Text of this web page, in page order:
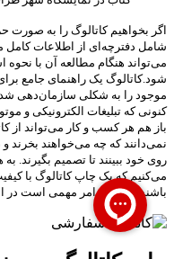
اگر بخواهیم کاتالوگ را به صورت
شامل دفترچه‌ای از اطلاعات
می‌تواند هنگام مطالعه آن با نحوه
شود.کاتالوگ یک راهنمای جامع
موجود را به شکلی سازمان‌دهی
باز هم هر کسب‌ و کار می‌تواند از
نمی‌دانند که چه می‌خواهند بخرند
روی خود ببینند تا تصمیم بگیرند.
می‌کنیم که یک چاپ کاتالوگ با
باشندکه بسیار امر مهمی است در